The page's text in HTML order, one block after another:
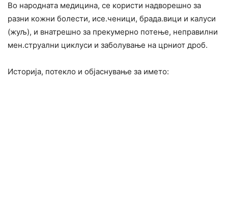
Во народната медицина, се користи надворешно за
разни кожни болести, исе.ченици, брада.вици и калуси
(жуљ), и внатрешно за прекумерно потење, неправилни
мен.струални циклуси и заболување на црниот дроб.
Историја, потекло и објаснување за името: